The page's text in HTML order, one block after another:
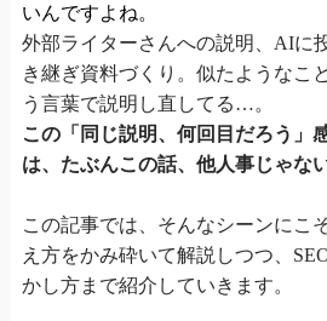
いんですよね。
外部ライターさんへの説明、AIに
き継ぎ資料づくり。似たようなこ
う言葉で説明し直してる…。
この「同じ説明、何回目だろう」
は、たぶんこの話、他人事じゃな
この記事では、そんなシーンにこ
え方をかみ砕いて解説しつつ、
かし方まで紹介していきます。